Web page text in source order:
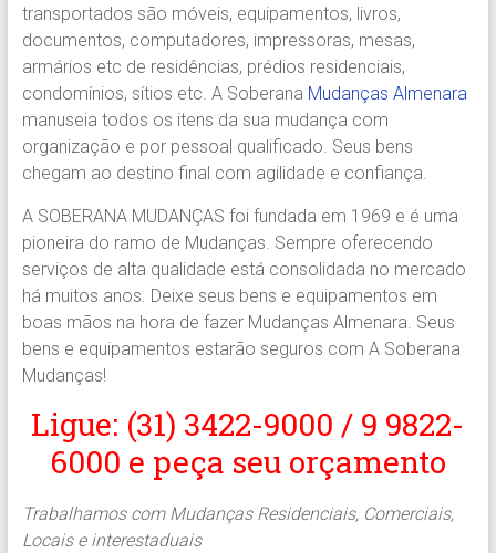
Confiança.
Içamento.
Içamento
BH
é
com
A
Soberana
Içamentos.
transportados são móveis, equipamentos, livros,
documentos, computadores, impressoras, mesas,
armários etc de residências, prédios residenciais,
condomínios, sítios etc. A Soberana Mudanças Almenara
manuseia todos os itens da sua mudança com
organização e por pessoal qualificado. Seus bens
chegam ao destino final com agilidade e confiança.
A SOBERANA MUDANÇAS foi fundada em 1969 e é uma
pioneira do ramo de Mudanças. Sempre oferecendo
serviços de alta qualidade está consolidada no mercado
há muitos anos. Deixe seus bens e equipamentos em
boas mãos na hora de fazer Mudanças Almenara. Seus
bens e equipamentos estarão seguros com A Soberana
Mudanças!
Ligue: (31) 3422-9000 / 9 9822-
6000 e peça seu orçamento
Trabalhamos com Mudanças Residenciais, Comerciais,
Locais e interestaduais